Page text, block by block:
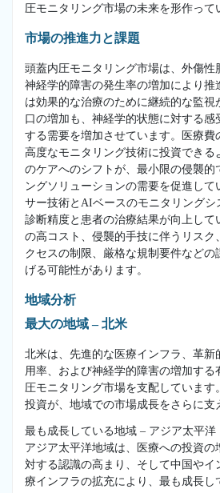
圧モニタリング市場の未来を形作って
市場の推進力と課題
頭蓋内圧モニタリング市場は、外傷性
神経学的障害の発生率の増加により推
は効果的な治療のために継続的な監視
口の増加も、神経学的状態に対する感
する需要を増加させています。医療費
高度なモニタリング技術に投資できる
のケアへのシフトが、最小限の侵襲的
ングソリューションの需要を促進して
サー技術とAIベースのモニタリングシ
診断精度と患者の治療結果が向上して
の高コスト、侵襲的手技に伴うリスク
クセスの制限、厳格な規制要件などの
げる可能性があります。
地域分析
最大の地域 – 北米
北米は、先進的な医療インフラ、革新
用率、および神経学的障害の増加する
圧モニタリング市場を支配しています
投資が、地域での市場成長をさらに支
最も成長している地域 – アジア太平洋
アジア太平洋地域は、医療への投資の
対する認識の高まり、そして中国やイ
療インフラの拡充により、最も成長し